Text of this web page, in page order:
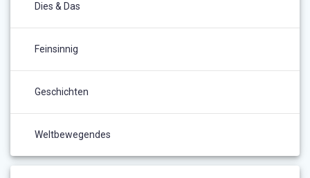
Dies & Das
Feinsinnig
Geschichten
Weltbewegendes